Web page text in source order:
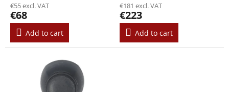
€55 excl. VAT
€68
Add to cart
€181 excl. VAT
€223
Add to cart